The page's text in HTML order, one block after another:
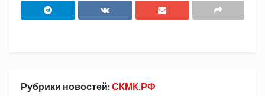
В Свято-Успенском храме станицы Павловской
В торжественном мероприятии приняли
Рубрики новостей:СКМК.РФ